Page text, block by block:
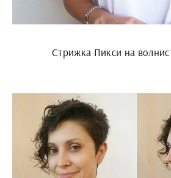
Стрижка Пикси на